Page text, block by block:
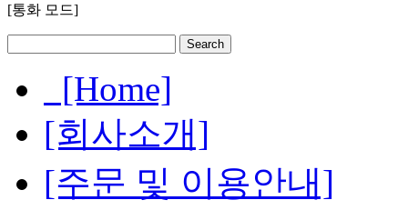
[통화 모드]
[Home]
[회사소개]
[주문 및 이용안내]